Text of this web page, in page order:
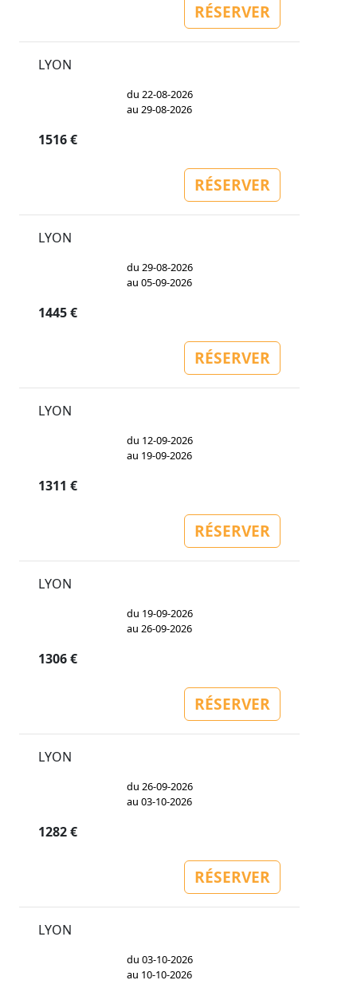
RÉSERVER
LYON
du 22-08-2026
au 29-08-2026
1516 €
RÉSERVER
LYON
du 29-08-2026
au 05-09-2026
1445 €
RÉSERVER
LYON
du 12-09-2026
au 19-09-2026
1311 €
RÉSERVER
LYON
du 19-09-2026
au 26-09-2026
1306 €
RÉSERVER
LYON
du 26-09-2026
au 03-10-2026
1282 €
RÉSERVER
LYON
du 03-10-2026
au 10-10-2026